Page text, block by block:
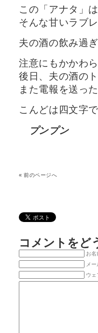
この「アナタ」
そんな甘いラブ
夫の酒の飲み過
注意にもかかわ
後日、夫の酒の
また電報を送っ
こんどは四文字
プンプン
«前のページへ
コメントをど
お名
メ
ウェ